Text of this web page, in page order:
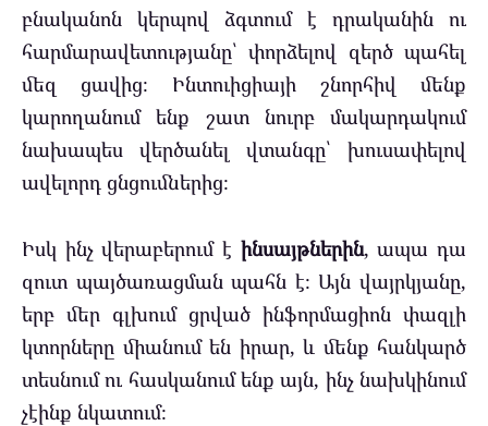
բնականոն կերպով ձգտում է դրականին ու
հարմարավետությանը՝ փորձելով զերծ պահել
մեզ ցավից։ Ինտուիցիայի շնորհիվ մենք
կարողանում ենք շատ նուրբ մակարդակում
նախապես վերծանել վտանգը՝ խուսափելով
ավելորդ ցնցումներից։
Իսկ ինչ վերաբերում է ինսայթներին, ապա դա
զուտ պայծառացման պահն է։ Այն վայրկյանը,
երբ մեր գլխում ցրված ինֆորմացիոն փազլի
կտորները միանում են իրար, և մենք հանկարծ
տեսնում ու հասկանում ենք այն, ինչ նախկինում
չէինք նկատում։